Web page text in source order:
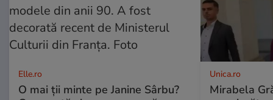
Elle.ro
O mai ții minte pe Janine Sârbu?
Unica.ro
Mirabela